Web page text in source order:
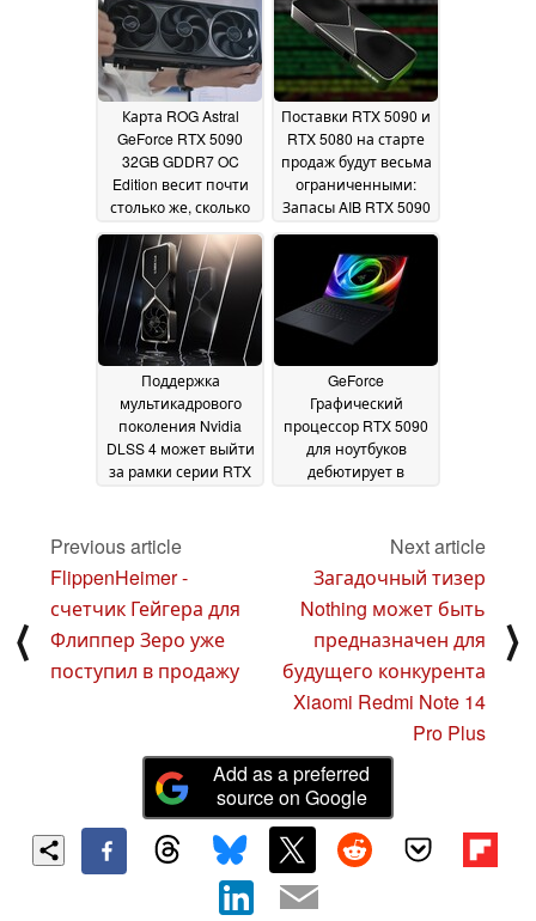
2025
Карта ROG Astral
GeForce RTX 5090
32GB GDDR7 OC
Edition весит почти
столько же, сколько
средний
новорожденный
ребенок22 January 2025
Поставки RTX 5090 и
RTX 5080 на старте
продаж будут весьма
ограниченными:
Запасы AIB RTX 5090
могут оказаться на
том же уровне, что и
RTX 309021 January 2025
Поддержка
мультикадрового
поколения Nvidia
DLSS 4 может выйти
за рамки серии RTX
GeForce
Графический
процессор RTX 5090
для ноутбуков
дебютирует в
21 January 2025
⟨
Previous article
FlippenHeimer -
счетчик Гейгера для
Флиппер Зеро уже
поступил в продажу
Next article
Загадочный тизер
Nothing может быть
предназначен для
будущего конкурента
Xiaomi Redmi Note 14
Pro Plus
⟩
Add as a preferred
source on Google